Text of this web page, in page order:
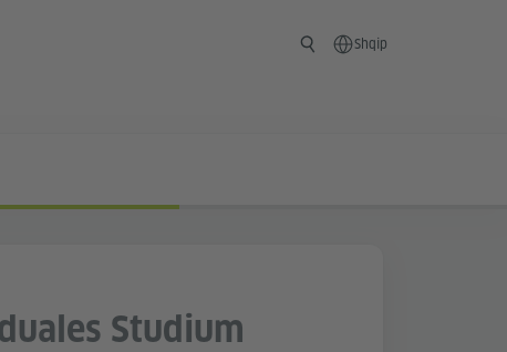
Shqip
Studium